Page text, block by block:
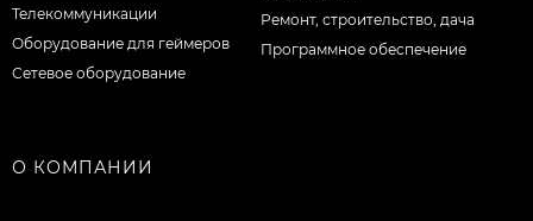
Телекоммуникации
Оборудование для геймеров
Сетевое оборудование
Ремонт, строительство, дача
Программное обеспечение
О КОМПАНИИ